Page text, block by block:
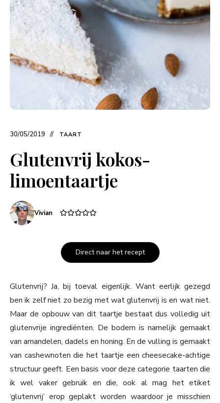
30/05/2019 TAART
Glutenvrij kokos-
limoentaartje
Vivian
Direct naar het recept
Glutenvrij? Ja, bij toeval eigenlijk. Want eerlijk gezegd
ben ik zelf niet zo bezig met wat glutenvrij is en wat niet.
Maar de opbouw van dit taartje bestaat dus volledig uit
glutenvrije ingrediënten. De bodem is namelijk gemaakt
van amandelen, dadels en honing. En de vulling is gemaakt
van cashewnoten die het taartje een cheesecake-achtige
structuur geeft. Een basis voor deze categorie taarten die
ik wel vaker gebruik en die, ook al mag het etiket
‘glutenvrij’ erop geplakt worden waardoor je misschien